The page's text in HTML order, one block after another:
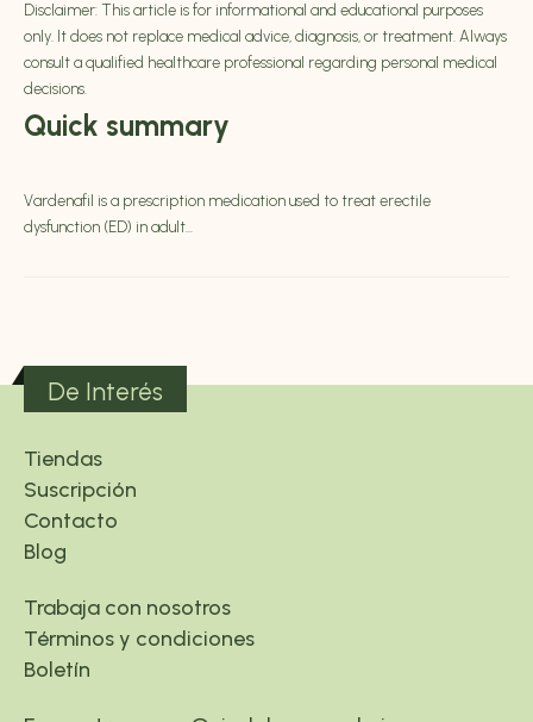
Disclaimer: This article is for informational and educational purposes
only. It does not replace medical advice, diagnosis, or treatment. Always
consult a qualified healthcare professional regarding personal medical
decisions.
Quick summary
Vardenafil is a prescription medication used to treat erectile
dysfunction (ED) in adult...
De Interés
Tiendas
Suscripción
Contacto
Blog
Trabaja con nosotros
Términos y condiciones
Boletín